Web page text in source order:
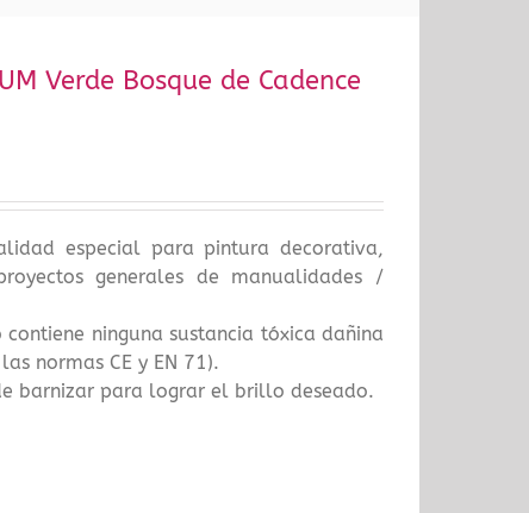
Verde Bosque de Cadence
especial para pintura decorativa,
generales de manualidades /
ninguna sustancia tóxica dañina
normas CE y EN 71).
barnizar para lograr el brillo deseado.